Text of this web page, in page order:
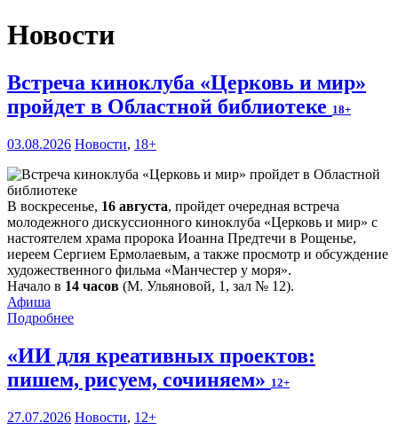
Новости
Встреча киноклуба «Церковь и мир»
пройдет в Областной библиотеке 18+
03.08.2026 Новости, 18+
В воскресенье, 16 августа, пройдет очередная встреча
молодежного дискуссионного киноклуба «Церковь и мир» с
настоятелем храма пророка Иоанна Предтечи в Рощенье,
иереем Сергием Ермолаевым, а также просмотр и обсуждение
художественного фильма «Манчестер у моря».
Начало в 14 часов (М. Ульяновой, 1, зал № 12).
Афиша
Подробнее
«ИИ для креативных проектов:
пишем, рисуем, сочиняем» 12+
27.07.2026 Новости, 12+